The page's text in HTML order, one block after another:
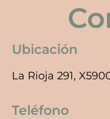
Ubicación
La Rioja 291,
Teléfono